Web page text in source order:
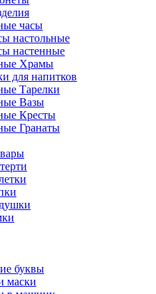
часы
настольные
настенные
Храмы
для напитков
Тарелки
Вазы
Кресты
Гранаты
буквы
маски